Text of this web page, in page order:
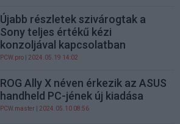
Újabb részletek szivárogtak a
Sony teljes értékű kézi
konzoljával kapcsolatban
PCW.pro | 2024.05.19 14:02
ROG Ally X néven érkezik az ASUS
handheld PC-jének új kiadása
PCW.master | 2024.05.10 08:56